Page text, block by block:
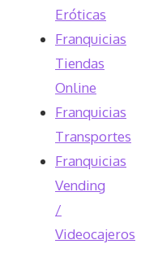
Eróticas
Franquicias
Tiendas
Online
Franquicias
Transportes
Franquicias
Vending
/
Videocajeros